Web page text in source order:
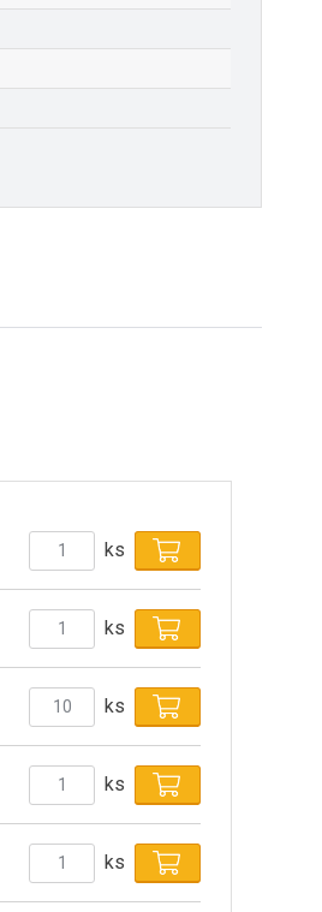
ks
ks
ks
ks
ks